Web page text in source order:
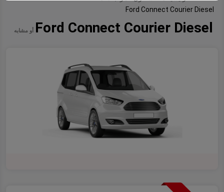
Ford Connect Courier Diesel
Ford Connect Courier Diesel أو مشابه